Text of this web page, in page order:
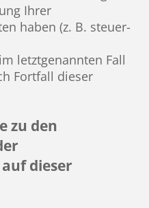
Ihrer
haben (z. B. steuer-
letztgenannten Fall
Fortfall dieser
zu den
dieser